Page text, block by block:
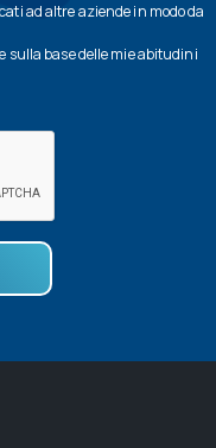
ad altre aziende in modo da
sulla base delle mie abitudini